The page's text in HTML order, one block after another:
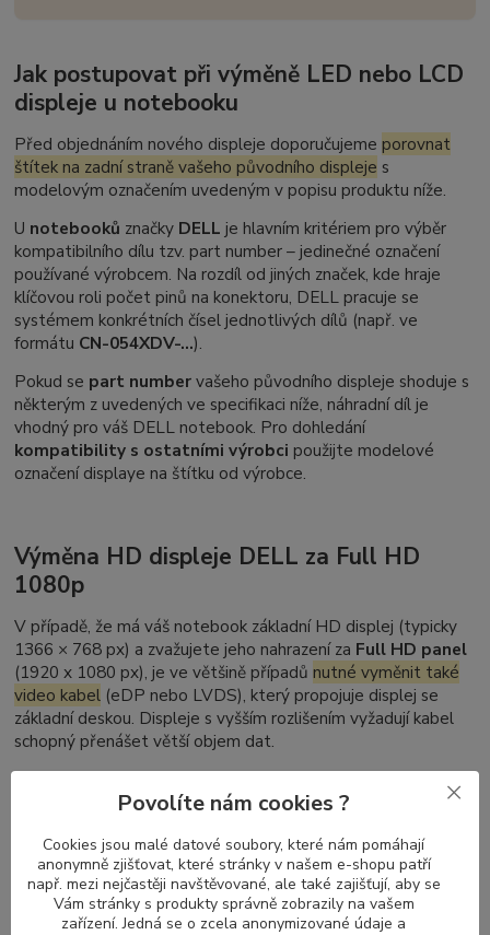
Jak postupovat při výměně LED nebo LCD
displeje u notebooku
Před objednáním nového displeje doporučujeme porovnat
štítek na zadní straně vašeho původního displeje s
modelovým označením uvedeným v popisu produktu níže.
U notebooků značky DELL je hlavním kritériem pro výběr
kompatibilního dílu tzv. part number– jedinečné označení
používané výrobcem. Na rozdíl od jiných značek, kde hraje
klíčovou roli počet pinů na konektoru, DELL pracuje se
systémem konkrétních čísel jednotlivých dílů (např. ve
formátu CN-054XDV-...).
Pokud se part numbervašeho původního displeje shoduje s
některým z uvedených ve specifikaci níže, náhradní díl je
vhodný pro váš DELL notebook. Pro dohledání
kompatibility s ostatními výrobci použijte modelové
označení displaye na štítku od výrobce.
Výměna HD displeje DELL za Full HD
1080p
V případě, že má váš notebook základní HD displej (typicky
1366 × 768 px) a zvažujete jeho nahrazení za Full HD panel
(1920 x 1080 px), je ve většině případů nutné vyměnit také
video kabel (eDP nebo LVDS), který propojuje displej se
základní deskou. Displeje s vyšším rozlišením vyžadují kabel
schopný přenášet větší objem dat.
Naopak při přechodu z Full HD zpět na HD není výměna
kabelu nutná – kabely pro vyšší rozlišení podporují i nižší
Nelze zaměnit DELL Latitude dotykový
Povolíte nám cookies ?
Cookies jsou malé datové soubory, které nám pomáhají
anonymně zjišťovat, které stránky v našem e-shopu patří
např. mezi nejčastěji navštěvované, ale také zajišťují, aby se
Vám stránky s produkty správně zobrazily na vašem
zařízení. Jedná se o zcela anonymizované údaje a